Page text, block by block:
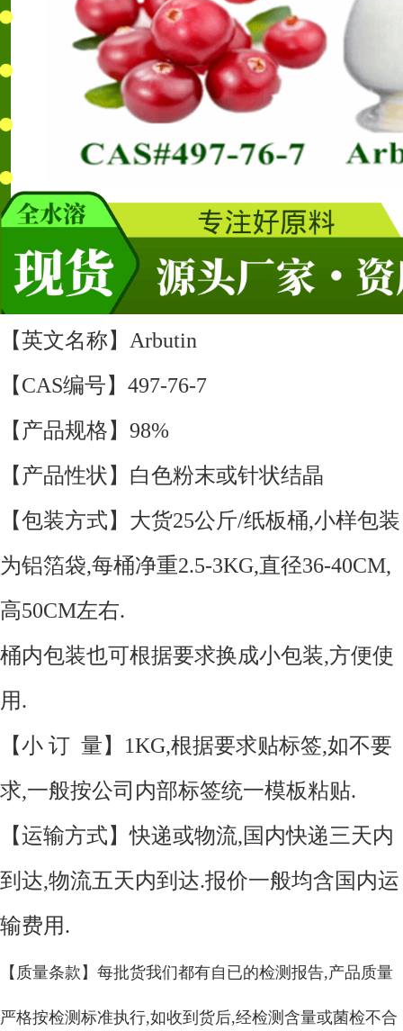
【英文名称】Arbutin
【CAS编号】497-76-7
【产品规格】98%
【产品性状】白色粉末或针状结晶
【包装方式】大货25公斤/纸板桶,小样包装
为铝箔袋,每桶净重2.5-3KG,直径36-40CM,
高50CM左右.
桶内包装也可根据要求换成小包装,方便使
用.
【小 订 量】1KG,根据要求贴标签,如不要
求,一般按公司内部标签统一模板粘贴.
【运输方式】快递或物流,国内快递三天内
到达,物流五天内到达.报价一般均含国内运
输费用.
【质量条款】每批货我们都有自已的检测报告,产品质量
严格按检测标准执行,如收到货后,经检测含量或菌检不合